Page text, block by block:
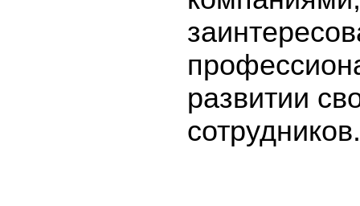
развитии
сотрудников.